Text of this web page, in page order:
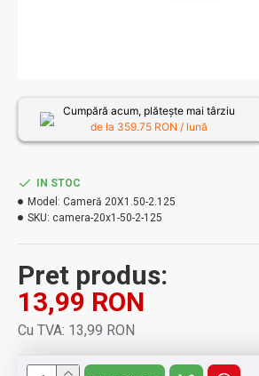
Pret produs:
13,99 RON
Cu TVA: 13,99 RON
IN STOC
Model: Cameră 20X1.50-2.125
SKU: camera-20x1-50-2-125
Cumpără acum, plătește mai târziu
de la 359.75 RON / lună